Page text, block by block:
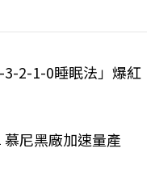
2-1-0睡眠法」爆紅
尼黑廠加速量產